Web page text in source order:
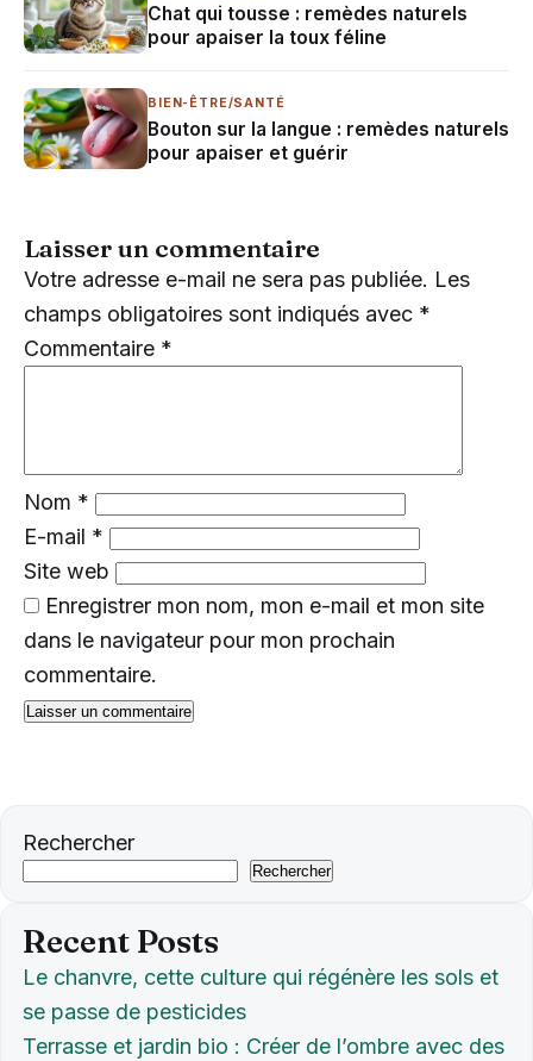
Chat qui tousse : remèdes naturels
pour apaiser la toux féline
BIEN-ÊTRE/SANTÉ
Bouton sur la langue : remèdes naturels
pour apaiser et guérir
Laisser un commentaire
Votre adresse e-mail ne sera pas publiée. Les
champs obligatoires sont indiqués avec *
Commentaire *
Nom *
E-mail *
Site web
Enregistrer mon nom, mon e-mail et mon site
dans le navigateur pour mon prochain
commentaire.
Rechercher
Rechercher
Recent Posts
Le chanvre, cette culture qui régénère les sols et
se passe de pesticides
Terrasse et jardin bio : Créer de l’ombre avec des